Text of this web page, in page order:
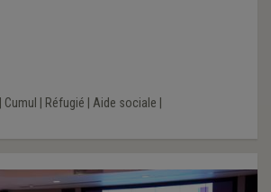
Cumul Réfugié Aide sociale